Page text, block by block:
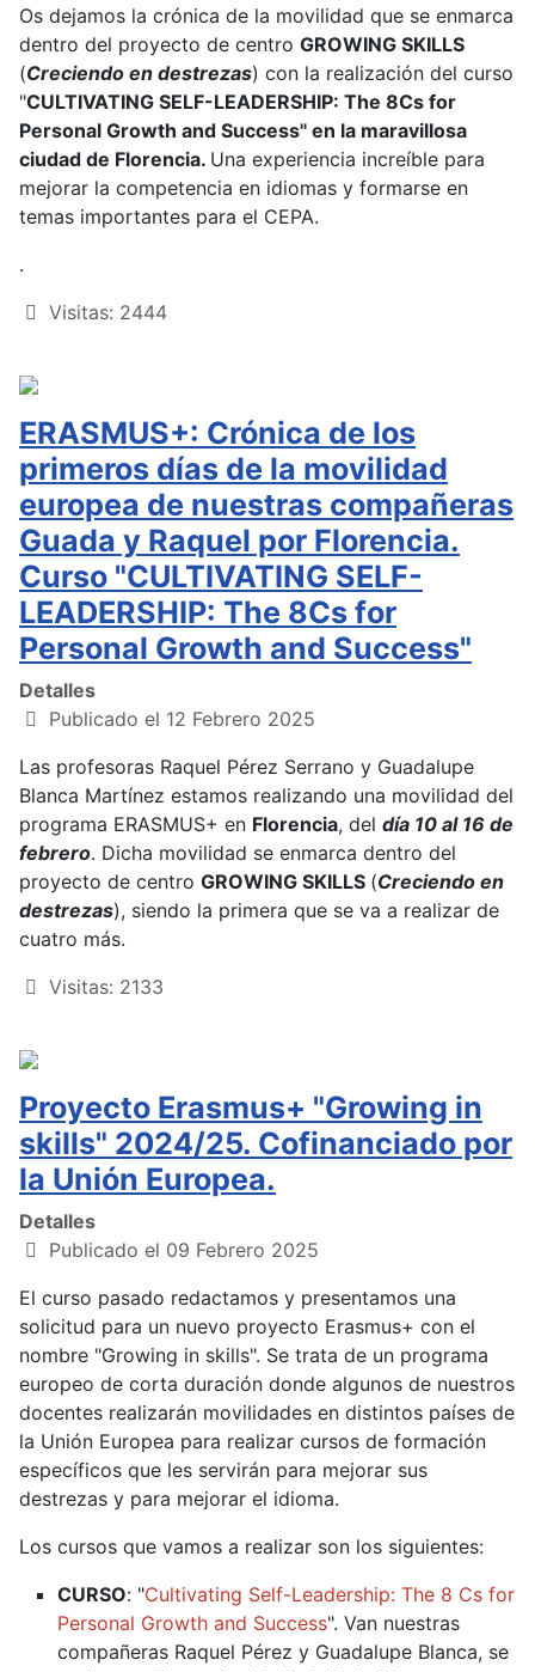
Os dejamos la crónica de la movilidad que se enmarca
dentro del proyecto de centro GROWING SKILLS
(Creciendo en destrezas) con la realización del curso
"CULTIVATING SELF-LEADERSHIP: The 8Cs for
Personal Growth and Success" en la maravillosa
ciudad de Florencia. Una experiencia increíble para
mejorar la competencia en idiomas y formarse en
temas importantes para el CEPA.
.
Visitas: 2444
ERASMUS+: Crónica de los
primeros días de la movilidad
europea de nuestras compañeras
Guada y Raquel por Florencia.
Curso "CULTIVATING SELF-
LEADERSHIP: The 8Cs for
Personal Growth and Success"
Detalles
Publicado el 12 Febrero 2025
Las profesoras Raquel Pérez Serrano y Guadalupe
Blanca Martínez estamos realizando una movilidad del
programa ERASMUS+ en Florencia, del día 10 al 16 de
febrero. Dicha movilidad se enmarca dentro del
proyecto de centro GROWING SKILLS (Creciendo en
destrezas), siendo la primera que se va a realizar de
cuatro más.
Visitas: 2133
Proyecto Erasmus+ "Growing in
skills" 2024/25. Cofinanciado por
la Unión Europea.
Detalles
Publicado el 09 Febrero 2025
El curso pasado redactamos y presentamos una
solicitud para un nuevo proyecto Erasmus+ con el
nombre "Growing in skills". Se trata de un programa
europeo de corta duración donde algunos de nuestros
docentes realizarán movilidades en distintos países de
la Unión Europea para realizar cursos de formación
específicos que les servirán para mejorar sus
destrezas y para mejorar el idioma.
Los cursos que vamos a realizar son los siguientes:
CURSO: "Cultivating Self-Leadership: The 8 Cs for
Personal Growth and Success". Van nuestras
compañeras Raquel Pérez y Guadalupe Blanca, se